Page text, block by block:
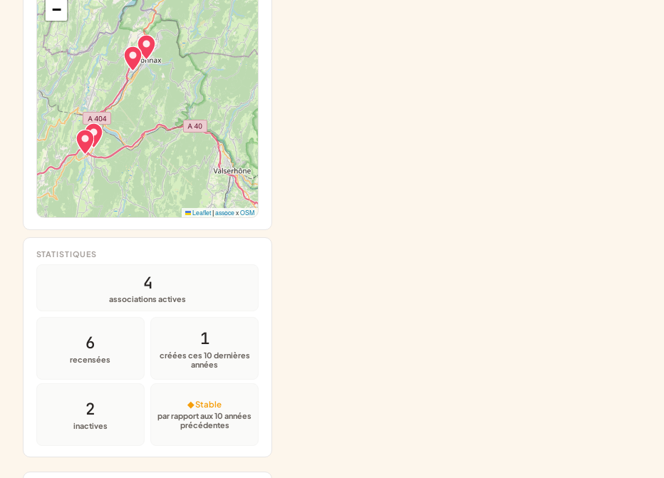
STATISTIQUES
4
associations actives
6
recensées
1
créées ces 10 dernières
années
2
inactives
◆ Stable
par rapport aux 10 années
précédentes
−
Leaflet| assocexOSM